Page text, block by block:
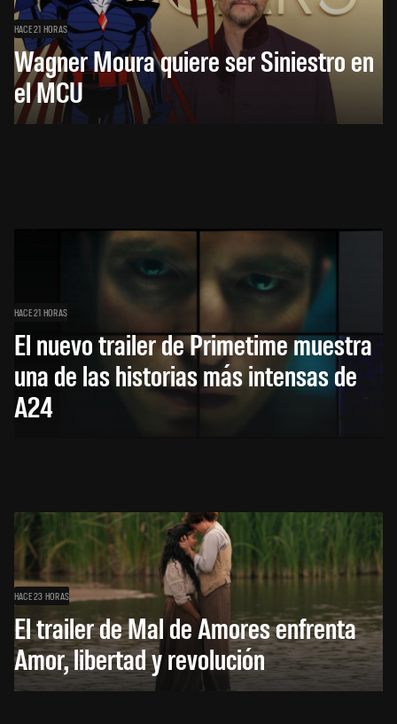
HACE 21 HORAS
Wagner Moura quiere ser Siniestro en
el MCU
HACE 21 HORAS
El nuevo trailer de Primetime muestra
una de las historias más intensas de
A24
HACE 23 HORAS
El trailer de Mal de Amores enfrenta
Amor, libertad y revolución